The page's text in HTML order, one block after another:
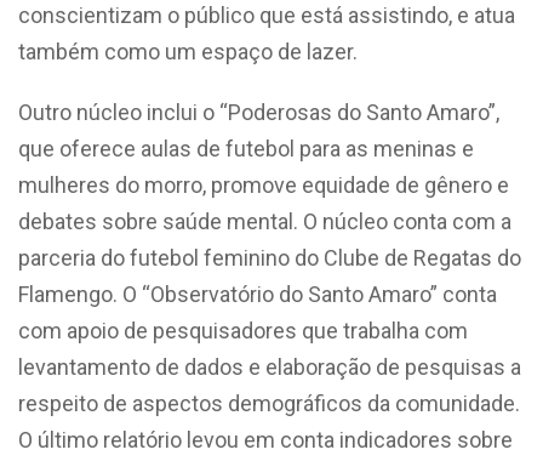
conscientizam o público que está assistindo, e atua
também como um espaço de lazer.
Outro núcleo inclui o “Poderosas do Santo Amaro”,
que oferece aulas de futebol para as meninas e
mulheres do morro, promove equidade de gênero e
debates sobre saúde mental. O núcleo conta com a
parceria do futebol feminino do Clube de Regatas do
Flamengo. O “Observatório do Santo Amaro” conta
com apoio de pesquisadores que trabalha com
levantamento de dados e elaboração de pesquisas a
respeito de aspectos demográficos da comunidade.
O último relatório levou em conta indicadores sobre